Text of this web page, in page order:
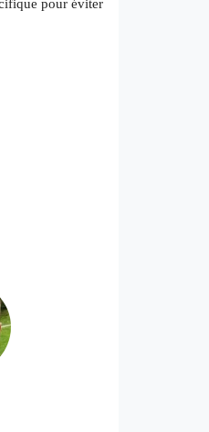
pour éviter